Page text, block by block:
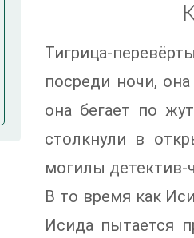
Тигрица-
посреди ночи,
она бегает по
столкнули в
могилы детектив-
В то время как
Исида пытается